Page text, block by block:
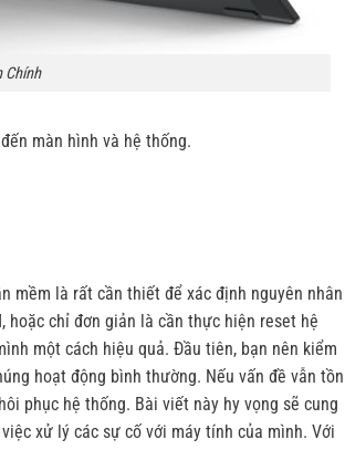
Chính
màn hình và hệ thống.
mềm là rất cần thiết để xác định nguyên nhân
hoặc chỉ đơn giản là cần thực hiện reset hệ
một cách hiệu quả. Đầu tiên, bạn nên kiểm
hoạt động bình thường. Nếu vấn đề vẫn tồn
phục hệ thống. Bài viết này hy vọng sẽ cung
xử lý các sự cố với máy tính của mình. Với